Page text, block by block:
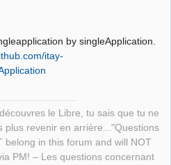
by singleApplication.
itay-
le Libre, tu sais que tu ne
plus revenir en arrière..."Questions
belong in this forum and will NOT
PM! – Les questions concernant